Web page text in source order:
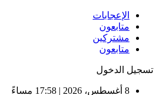
الإعجابات
متابعون
مشتركين
متابعون
تسجيل الدخول
8 أغسطس، 2026 | 17:58 مساءً